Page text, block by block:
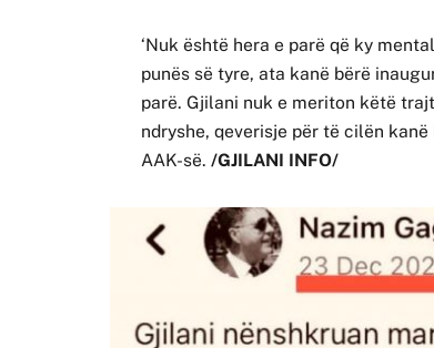
‘Nuk është hera e parë që ky
punës së tyre, ata kanë bërë
parë. Gjilani nuk e meriton këtë
ndryshe, qeverisje për të cilën
AAK-së. /GJILANI INFO/